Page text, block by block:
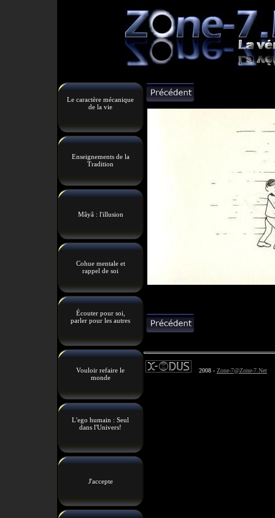
Le caractère mécanique
de la vie
Enseignements de la
Tradition
Mâyâ : l'illusion
Cohue mentale et
rappel de soi
Écouter pour soi,
parler pour les autres
Vouloir refaire le
monde
L'ego humain : Seul
dans l'Univers!
J'accepte
2008 - Zone-7@Zone-7.Net